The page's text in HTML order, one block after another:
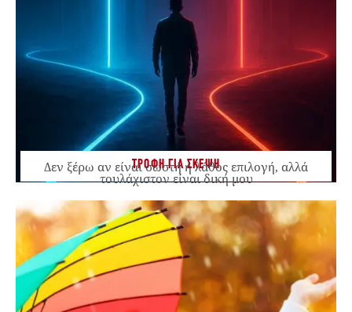
ΤΡΟΦΗ ΓΙΑ ΣΚΕΨΗ
Δεν ξέρω αν είναι σωστή ή λάθος επιλογή, αλλά
τουλάχιστον είναι δική μου